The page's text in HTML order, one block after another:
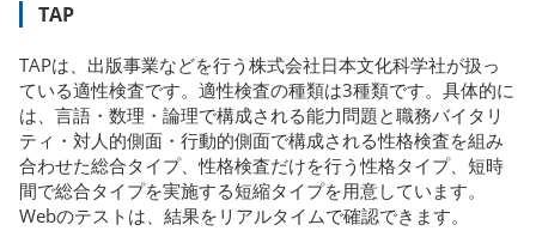
TAP
TAPは、出版事業などを行う株式会社日本文化科学社が扱っ
ている適性検査です。適性検査の種類は3種類です。具体的に
は、言語・数理・論理で構成される能力問題と職務バイタリ
ティ・対人的側面・行動的側面で構成される性格検査を組み
合わせた総合タイプ、性格検査だけを行う性格タイプ、短時
間で総合タイプを実施する短縮タイプを用意しています。
Webのテストは、結果をリアルタイムで確認できます。